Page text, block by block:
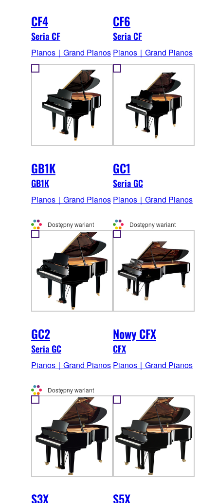
CF4
Seria CF
Pianos｜Grand Pianos
CF6
Seria CF
Pianos｜Grand Pianos
GB1K
GB1K
Pianos｜Grand Pianos
Dostępny wariant
GC1
Seria GC
Pianos｜Grand Pianos
Dostępny wariant
GC2
Seria GC
Pianos｜Grand Pianos
Dostępny wariant
Nowy CFX
CFX
Pianos｜Grand Pianos
S3X S5X